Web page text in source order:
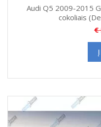
Audi Q5 2009-2015
cokoliais
€
Į